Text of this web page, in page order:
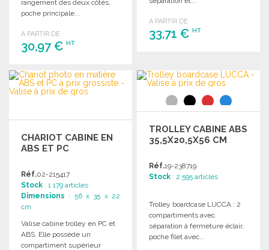
rangement des deux côtés,
poche principale...
A PARTIR DE
30,97 € HT
COMMANDER
Demander un devis
A PARTIR DE
33,71 €HT
Demander un devis
CHARIOT CABINE EN
ABS ET PC
Réf.02-215417
Stock : 1 179 articles
Dimensions : 56 x 35 x 22
cm
Valise cabine trolley en PC et
ABS. Elle possède un
compartiment supérieur
TROLLEY CABINE ABS
35,5X20,5X56 CM
Réf.19-238719
Stock : 2 595 articles
Trolley boardcase LUCCA : 2
compartiments avec
séparation à fermeture éclair,
poche filet avec...